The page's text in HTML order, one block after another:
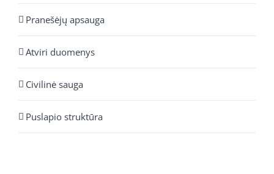
Pranešėjų apsauga
Atviri duomenys
Civilinė sauga
Puslapio struktūra